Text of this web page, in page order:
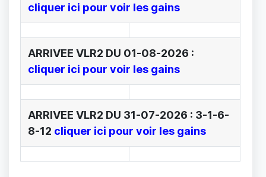
cliquer ici pour voir les gains
ARRIVEE VLR2 DU 01-08-2026 :
cliquer ici pour voir les gains
ARRIVEE VLR2 DU 31-07-2026 : 3-1-6-
8-12 cliquer ici pour voir les gains